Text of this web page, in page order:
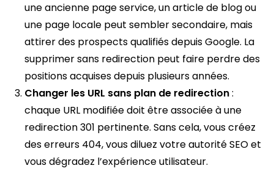
une ancienne page service, un article de blog ou
une page locale peut sembler secondaire, mais
attirer des prospects qualifiés depuis Google. La
supprimer sans redirection peut faire perdre des
positions acquises depuis plusieurs années.
Changer les URL sans plan de redirection:
chaque URL modifiée doit être associée à une
redirection 301 pertinente. Sans cela, vous créez
des erreurs 404, vous diluez votre autorité SEO et
vous dégradez l’expérience utilisateur.